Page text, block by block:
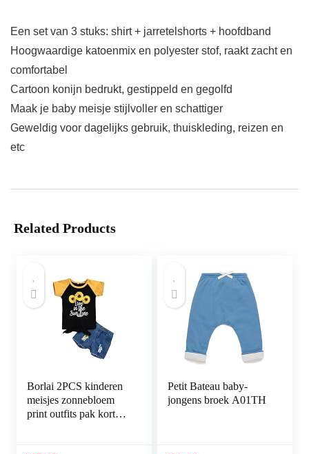
Een set van 3 stuks: shirt + jarretelshorts + hoofdband
Hoogwaardige katoenmix en polyester stof, raakt zacht en
comfortabel
Cartoon konijn bedrukt, gestippeld en gegolfd
Maak je baby meisje stijlvoller en schattiger
Geweldig voor dagelijks gebruik, thuiskleding, reizen en
etc
Related Products
Borlai 2PCS kinderen
meisjes zonnebloem
print outfits pak korte
Petit Bateau baby-
jongens broek A01TH